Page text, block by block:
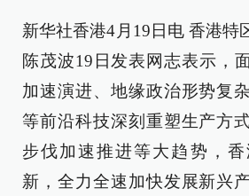
新华社香港4月19日电 香港特
陈茂波19日发表网志表示，
加速演进、地缘政治形势复
等前沿科技深刻重塑生产方
步伐加速推进等大趋势，香
新，全力全速加快发展新兴